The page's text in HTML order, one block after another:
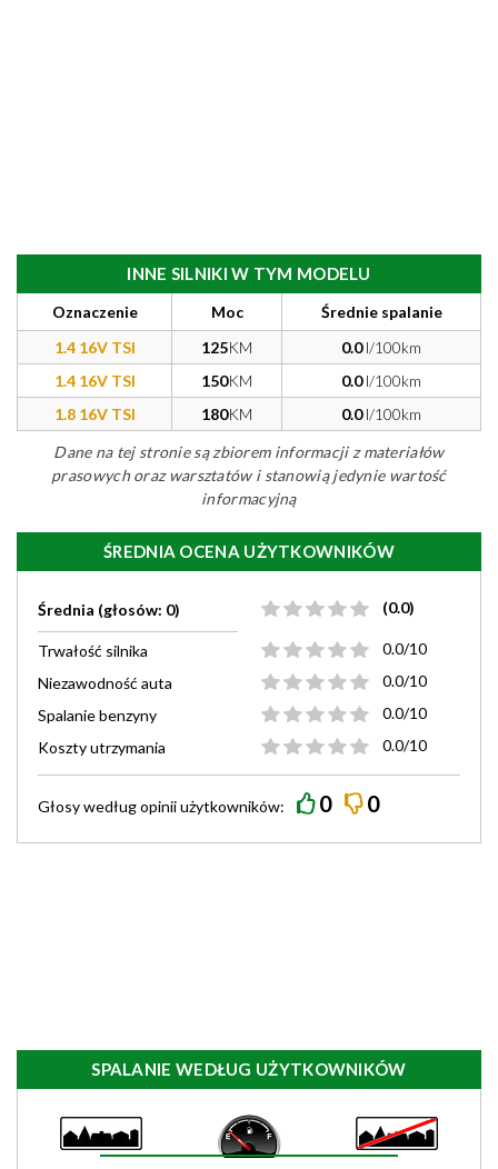
INNE SILNIKI W TYM MODELU
Oznaczenie Moc
Średnie spalanie
1.4 16V TSI
125KM 0.0l/100km
1.4 16V TSI
150KM 0.0l/100km
1.8 16V TSI
180KM 0.0l/100km
Dane na tej stronie są zbiorem informacji z materiałów
prasowych oraz warsztatów i stanowią jedynie wartość
informacyjną
ŚREDNIA OCENA UŻYTKOWNIKÓW
Średnia (głosów: 0) (0.0)
Trwałość silnika
0.0/10
Niezawodność auta
0.0/10
Spalanie benzyny
0.0/10
Koszty utrzymania
0.0/10
Głosy wedługopiniiużytkowników: 0 0
SPALANIE WEDŁUG UŻYTKOWNIKÓW